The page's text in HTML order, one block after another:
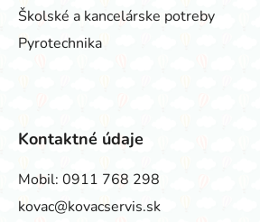
Školské a kancelárske potreby
Pyrotechnika
Kontaktné údaje
Mobil: 0911 768 298
kovac@kovacservis.sk